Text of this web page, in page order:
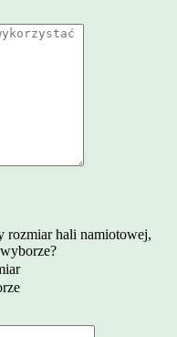
rozmiar hali namiotowej,